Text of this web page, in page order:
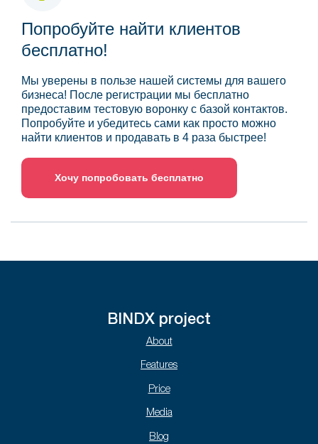
Попробуйте найти клиентов
бесплатно!
Мы уверены в пользе нашей системы для вашего
бизнеса! После регистрации мы бесплатно
предоставим тестовую воронку с базой контактов.
Попробуйте и убедитесь сами как просто можно
найти клиентов и продавать в 4 раза быстрее!
Хочу попробовать бесплатно
BINDX project
About
Features
Price
Media
Blog